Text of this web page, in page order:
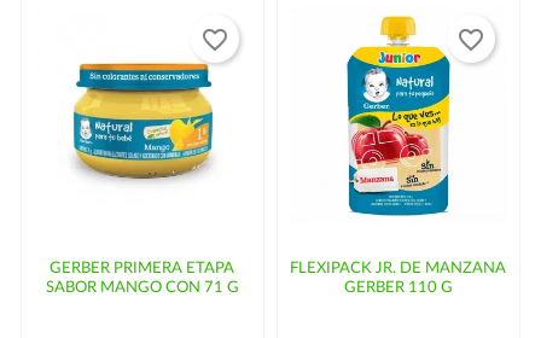
GERBER PRIMERA ETAPA
SABOR MANGO CON 71 G
favorite_border
FLEXIPACK JR. DE MANZANA
GERBER 110 G
favorite_border